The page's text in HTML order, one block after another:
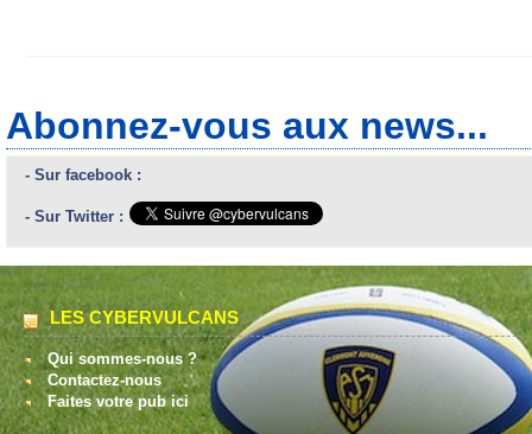
Abonnez-vous aux news...
- Sur facebook :
- Sur Twitter :
LES CYBERVULCANS
Qui sommes-nous ?
Contactez-nous
Faites votre pub ici